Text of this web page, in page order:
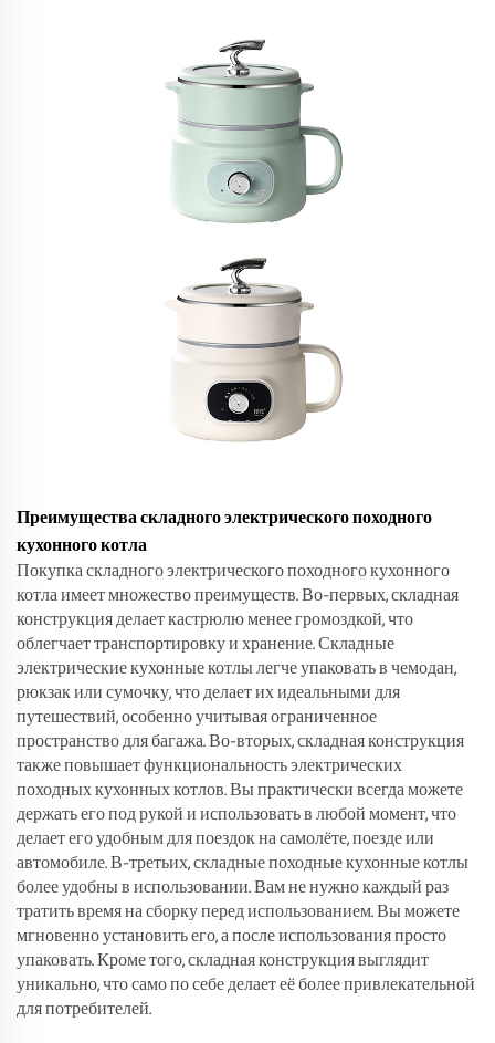
Преимущества складного электрического походного
кухонного котла
Покупка складного электрического походного кухонного
котла имеет множество преимуществ. Во-первых, складная
конструкция делает кастрюлю менее громоздкой, что
облегчает транспортировку и хранение. Складные
электрические кухонные котлы легче упаковать в чемодан,
рюкзак или сумочку, что делает их идеальными для
путешествий, особенно учитывая ограниченное
пространство для багажа. Во-вторых, складная конструкция
также повышает функциональность электрических
походных кухонных котлов. Вы практически всегда можете
держать его под рукой и использовать в любой момент, что
делает его удобным для поездок на самолёте, поезде или
автомобиле. В-третьих, складные походные кухонные котлы
более удобны в использовании. Вам не нужно каждый раз
тратить время на сборку перед использованием. Вы можете
мгновенно установить его, а после использования просто
упаковать. Кроме того, складная конструкция выглядит
уникально, что само по себе делает её более привлекательной
для потребителей.